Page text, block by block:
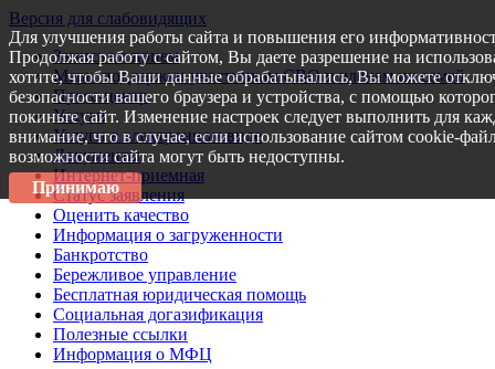
Версия для слабовидящих
Запись на прием
Меры поддержки участникам СВО и членам их семей
Пресс-центр
Услуги
Услуги в электронном виде
Документы
Интернет-приемная
Статус заявления
Оценить качество
Информация о загруженности
Банкротство
Бережливое управление
Бесплатная юридическая помощь
Социальная догазификация
Полезные ссылки
Информация о МФЦ
Для улучшения работы сайта и повышения его
Продолжая работу с сайтом, Вы даете разрешение на
хотите, чтобы Ваши данные обрабатывались, Вы можете
безопасности вашего браузера и устройства, с помощью
покиньте сайт. Изменение настроек следует выполнить для
внимание, что в случае, если использование сайтом cookie-
возможности сайта могут быть недоступны.
Принимаю